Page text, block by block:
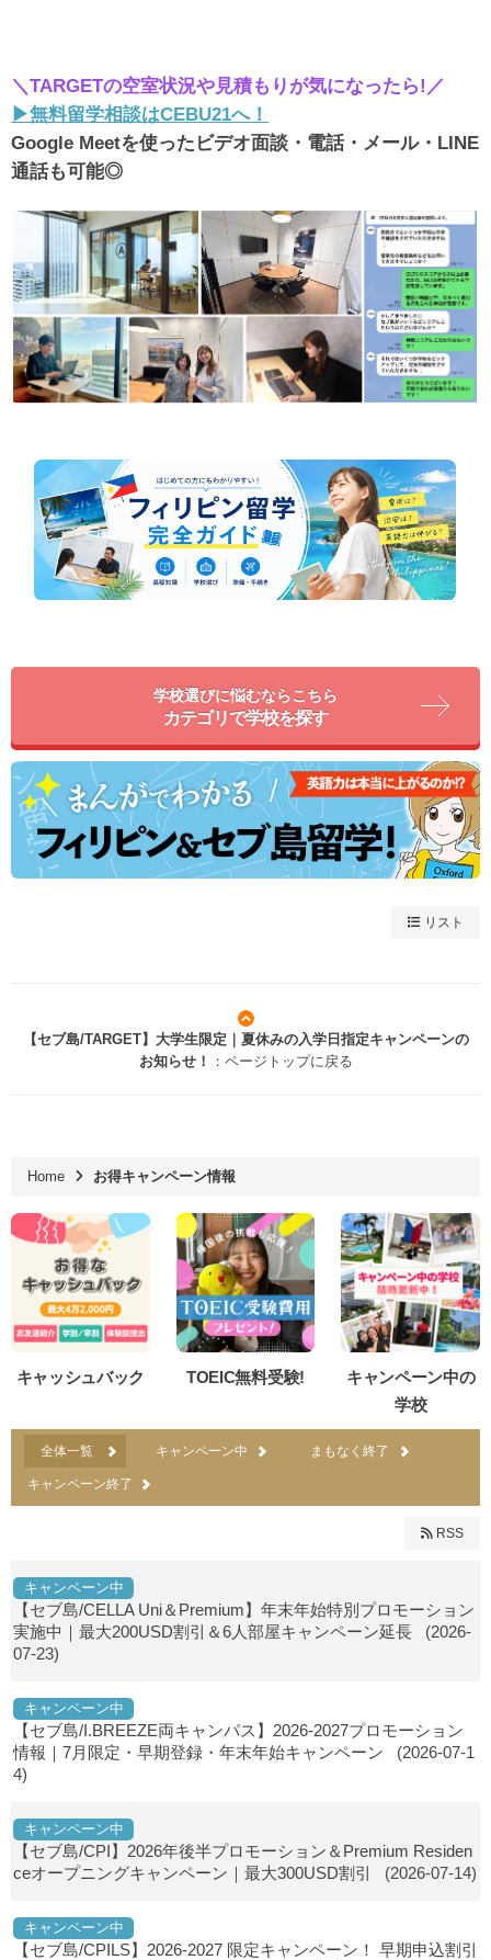
＼TARGETの空室状況や見積もりが気になったら!／
▶︎無料留学相談はCEBU21へ！
Google Meetを使ったビデオ面談・電話・メール・LINE
通話も可能◎
学校選びに悩むならこちら
カテゴリで学校を探す
リスト
【セブ島/TARGET】大学生限定｜夏休みの入学日指定キャンペーンの
お知らせ！
：ページトップに戻る
Home お得キャンペーン情報
キャッシュバック TOEIC無料受験!
キャンペーン中の
学校
全体一覧 キャンペーン中 まもなく終了
キャンペーン終了
RSS
キャンペーン中
【セブ島/CELLA Uni＆Premium】年末年始特別プロモーション
実施中｜最大200USD割引＆6人部屋キャンペーン延長 (2026-
07-23)
キャンペーン中
【セブ島/I.BREEZE両キャンパス】2026-2027プロモーション
情報｜7月限定・早期登録・年末年始キャンペーン (2026-07-1
4)
キャンペーン中
【セブ島/CPI】2026年後半プロモーション＆Premium Residen
ceオープニングキャンペーン｜最大300USD割引
(2026-07-14)
キャンペーン中
【セブ島/CPILS】2026-2027 限定キャンペーン！ 早期申込割引